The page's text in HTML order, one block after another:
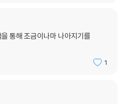
통해 조금이나마 나아지기를
1